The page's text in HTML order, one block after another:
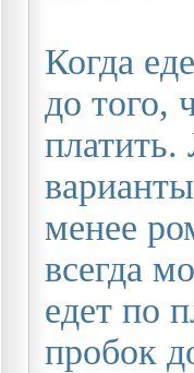
Когда
до того,
платить.
менее
всегда
едет по
пробок